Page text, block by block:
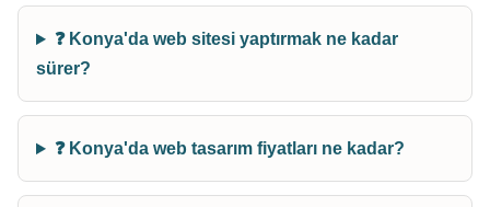
❓ Konya'da web sitesi yaptırmak ne kadar
sürer?
❓ Konya'da web tasarım fiyatları ne kadar?